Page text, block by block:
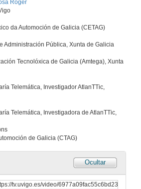
Roger
da Automoción de Galicia (CETAG)
Administración Pública, Xunta de Galicia
Tecnolóxica de Galicia (Amtega), Xunta
Telemática, Investigador AtlanTTic,
Telemática, Investigadora de AtlanTTic,
de Galicia (CTAG)
Ocultar
26 de feb. de 2026
XXVI Foro Tecnolóxico de Emprego
25 anos de iniciativa estudantil cunha idea moi clara: conectar o talento universitario coas empresas do sector tecnolóxico e industrial
27 de feb. de 2026